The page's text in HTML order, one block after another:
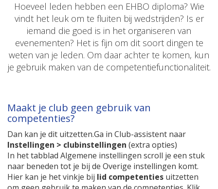
Hoeveel leden hebben een EHBO diploma? Wie
vindt het leuk om te fluiten bij wedstrijden? Is er
iemand die goed is in het organiseren van
evenementen? Het is fijn om dit soort dingen te
weten van je leden. Om daar achter te komen, kun
je gebruik maken van de competentiefunctionaliteit.
Maakt je club geen gebruik van
competenties?
Dan kan je dit uitzetten.Ga in Club-assistent naar
Instellingen > clubinstellingen (extra opties)
In het tabblad Algemene instellingen scroll je een stuk
naar beneden tot je bij de Overige instellingen komt.
Hier kan je het vinkje bij lid competenties uitzetten